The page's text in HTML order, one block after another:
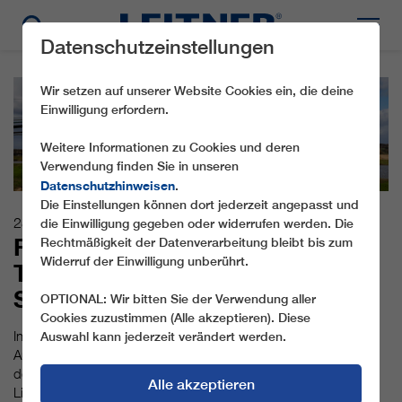
28.10.2019
FLYINGBELT BEFÖRDERT 500
TONNEN BAUMATERIAL PRO
STUNDE
In der Region Haltern-Lippramsdorf und Marl, rund eine
Autostunde nordwestlich von Dortmund, baut die Firma Bunte
derzeit im Auftrag des Lippeverbandes Deiche beiseits der
Lippe – dem längsten Fluss in Westfalen. Für die Beförderung
Datenschutzeinstellungen
Wir setzen auf unserer Website Cookies ein, die deine
Einwilligung erfordern.
Weitere Informationen zu Cookies und deren
Verwendung finden Sie in unseren
Datenschutzhinweisen.
Die Einstellungen können dort jederzeit angepasst und
die Einwilligung gegeben oder widerrufen werden. Die
Rechtmäßigkeit der Datenverarbeitung bleibt bis zum
Widerruf der Einwilligung unberührt.
OPTIONAL: Wir bitten Sie der Verwendung aller
Cookies zuzustimmen (Alle akzeptieren). Diese
Auswahl kann jederzeit verändert werden.
Alle akzeptieren